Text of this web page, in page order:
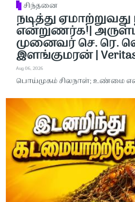
சிந்தனை
நடித்து ஏமாற்றுவது
என்றுணர்க!|
முனைவர் செ. ரெ.
இளங்குமரன் | Veritas
Aug 06, 2026
பொய்முகம் சிலநாள்; உண்மை